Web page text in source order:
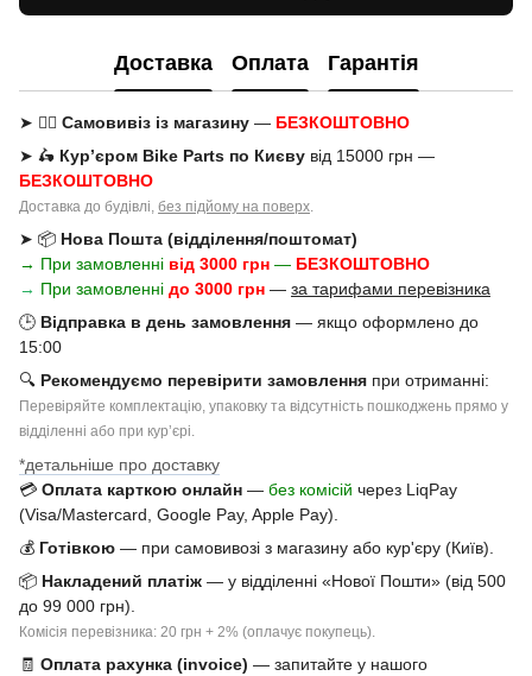
Доставка Оплата Гарантія
➤ 🚶‍♂️ Самовивіз із магазину — БЕЗКОШТОВНО
➤ 🛵 Кур’єром Bike Parts по Києву від 15000 грн —
БЕЗКОШТОВНО
Доставка до будівлі, без підйому на поверх.
➤ 📦 Нова Пошта (відділення/поштомат)
→ При замовленні від 3000 грн — БЕЗКОШТОВНО
→ При замовленні до 3000 грн — за тарифами перевізника
🕒 Відправка в день замовлення — якщо оформлено до
15:00
🔍 Рекомендуємо перевірити замовлення при отриманні:
Перевіряйте комплектацію, упаковку та відсутність пошкоджень прямо у
відділенні або при курʼєрі.
*детальніше про доставку
💳 Оплата карткою онлайн — без комісій через LiqPay
(Visa/Mastercard, Google Pay, Apple Pay).
💰 Готівкою — при самовивозі з магазину або кур'єру (Київ).
📦 Накладений платіж — у відділенні «Нової Пошти» (від 500
до 99 000 грн).
Комісія перевізника: 20 грн + 2% (оплачує покупець).
🧾 Оплата рахунка (invoice) — запитайте у нашого